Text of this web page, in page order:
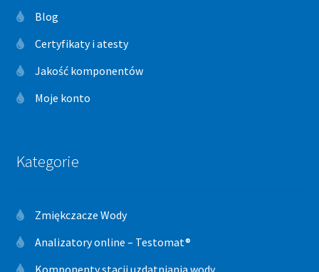
Blog
Certyfikaty i atesty
Jakość komponentów
Moje konto
Kategorie
Zmiękczacze Wody
Analizatory online – Testomat®
Komponenty stacji uzdatniania wody